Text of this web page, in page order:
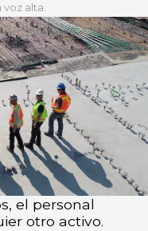
alta.
el personal
otro activo.